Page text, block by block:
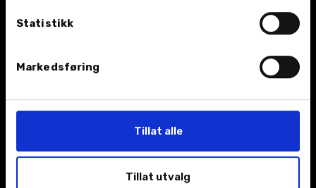
Statistikk
Markedsføring
Tillat alle
Tillat utvalg
Bruktbil